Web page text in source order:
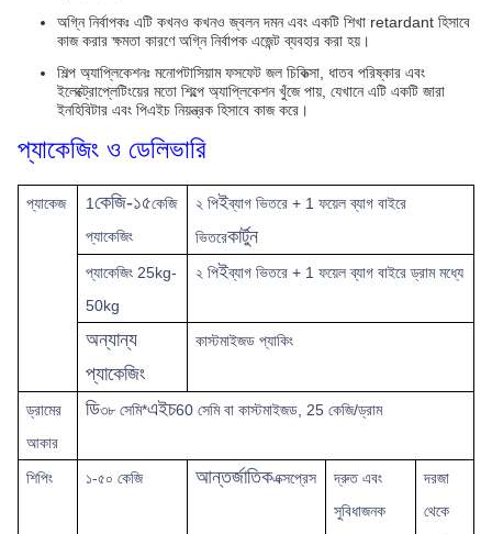
অগ্নি নির্বাপকঃ এটি কখনও কখনও জ্বলন দমন এবং একটি শিখা retardant হিসাবে
কাজ করার ক্ষমতা কারণে অগ্নি নির্বাপক এজেন্ট ব্যবহার করা হয়।
শিল্প অ্যাপ্লিকেশনঃ মনোপটাসিয়াম ফসফেট জল চিকিত্সা, ধাতব পরিষ্কার এবং
ইলেক্ট্রোপ্লেটিংয়ের মতো শিল্পে অ্যাপ্লিকেশন খুঁজে পায়, যেখানে এটি একটি জারা
ইনহিবিটার এবং পিএইচ নিয়ন্ত্রক হিসাবে কাজ করে।
প্যাকেজিং ও ডেলিভারি
প্যাকেজ 1কেজি-১৫কেজি
প্যাকেজিং
২ পিইব্যাগ ভিতরে + 1 ফয়েল ব্যাগ বাইরে
ভিতরেকার্টুন
প্যাকেজিং 25kg-
50kg
২ পিইব্যাগ ভিতরে + 1 ফয়েল ব্যাগ বাইরে ড্রাম মধ্যে
অন্যান্য
প্যাকেজিং
কাস্টমাইজড প্যাকিং
ড্রামের
আকার
ডি৩৮ সেমি*এইচ60 সেমি বা কাস্টমাইজড, 25 কেজি/ড্রাম
শিপিং ১-৫০ কেজি আন্তর্জাতিকএক্সপ্রেস দ্রুত এবং
সুবিধাজনক
দরজা
থেকে